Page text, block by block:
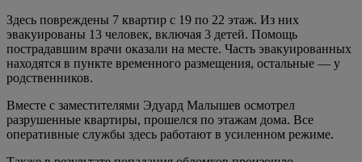
Здесь повреждены 7 квартир с 19 по 22 этаж. Из них
эвакуированы 13 человек, включая 3 детей. Помощь
пострадавшим врачи оказали на месте. Часть эвакуированных
находятся в пункте временного размещения, остальные — у
родственников.
Вместе с заместителями Эдуард Малышев осмотрел
разрушенные квартиры, прошелся по этажам дома. Все
оперативные службы здесь работают в усиленном режиме.